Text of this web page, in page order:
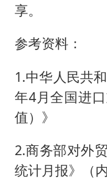
享。
参考资料：
1.中华人民共
年4月全国进
值）》
2.商务部对外
统计月报》（